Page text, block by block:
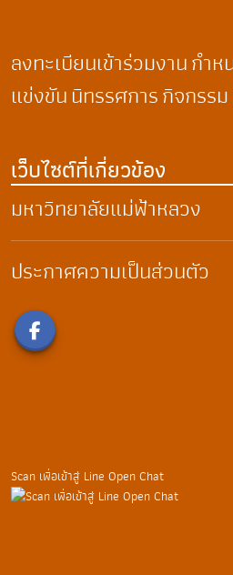
ลงทะเบียนเข้าร่วมงานกำห
แข่งขันนิทรรศการกิจกรรม
เว็บไซต์ที่เกี่ยวข้อง
มหาวิทยาลัยแม่ฟ้าหลวง
ประกาศความเป็นส่วนตัว
Scan เพื่อเข้าสู่ Line Open Chat